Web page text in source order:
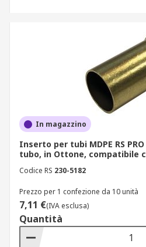
In magazzino
Inserto per tubi MDPE RS
tubo, in Ottone, compatibile
Codice RS 230-5182
Prezzo per 1 confezione da 10 unità
7,11 €(IVA esclusa)
Quantità